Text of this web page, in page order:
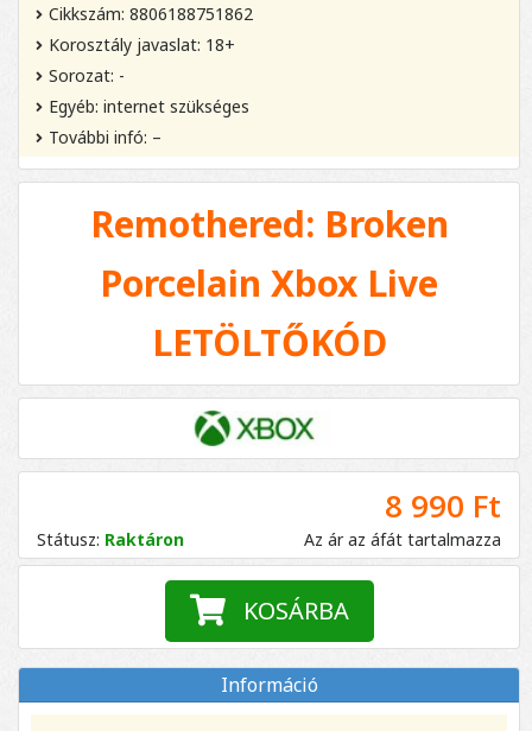
Cikkszám: 8806188751862
Korosztály javaslat: 18+
Sorozat: -
Egyéb: internet szükséges
További infó: –
Remothered: Broken
Porcelain Xbox Live
LETÖLTŐKÓD
Státusz: Raktáron
8 990 Ft
Az ár az áfát tartalmazza
KOSÁRBA
Információ